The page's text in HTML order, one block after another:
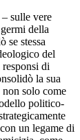
sulle vere
della
se stessa
del
di
la sua
non solo come
politico-
un legame di